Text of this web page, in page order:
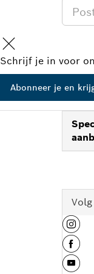
Schrijf je in voor
Abonneer je en